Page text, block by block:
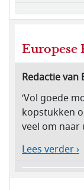
Europese
Redactie van
‘Vol goede
kopstukken
veel om naar
Lees verder ›